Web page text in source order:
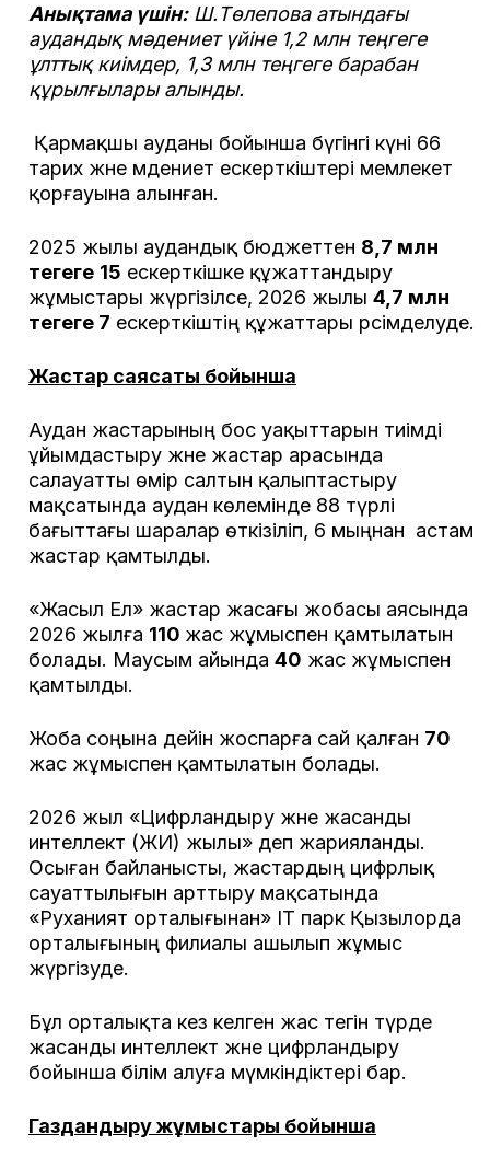
Анықтама үшін:Ш.Төлепова атындағы
аудандық мәдениет үйіне 1,2 млн теңгеге
ұлттық киімдер, 1,3 млн теңгеге барабан
құрылғылары алынды.
Қармақшы ауданы бойынша бүгінгі күні 66
тарих және мәдениет ескерткіштері мемлекет
қорғауына алынған.
2025 жылы аудандық бюджеттен 8,7 млн
теңгеге 15 ескерткішке құжаттандыру
жұмыстары жүргізілсе, 2026 жылы 4,7 млн
теңгеге 7 ескерткіштің құжаттары рәсімделуде.
Жастар саясаты бойынша
Аудан жастарының бос уақыттарын тиімді
ұйымдастыру және жастар арасында
салауатты өмір салтын қалыптастыру
мақсатында аудан көлемінде 88 түрлі
бағыттағы шаралар өткізіліп, 6 мыңнан астам
жастар қамтылды.
«Жасыл Ел» жастар жасағы жобасы аясында
2026 жылға 110 жас жұмыспен қамтылатын
болады. Маусым айында 40 жас жұмыспен
қамтылды.
Жоба соңына дейін жоспарға сай қалған 70
жас жұмыспен қамтылатын болады.
2026 жыл «Цифрландыру және жасанды
интеллект (ЖИ) жылы» деп жарияланды.
Осыған байланысты, жастардың цифрлық
сауаттылығын арттыру мақсатында
«Руханият орталығынан» IT парк Қызылорда
орталығының филиалы ашылып жұмыс
жүргізуде.
Бұл орталықта кез келген жас тегін түрде
жасанды интеллект және цифрландыру
бойынша білім алуға мүмкіндіктері бар.
Газдандыру жұмыстары бойынша